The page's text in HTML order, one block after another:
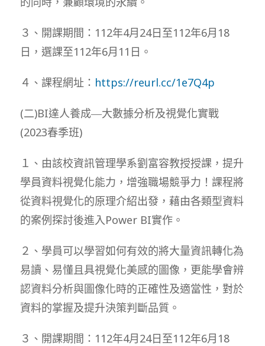
３、開課期間：112年4月24日至112年6月18
日，選課至112年6月11日。
４、課程網址： https://reurl.cc/1e7Q4p
(二)BI達人養成―大數據分析及視覺化實戰
(2023春季班)
１、由該校資訊管理學系劉富容教授授課，提升
學員資料視覺化能力，增強職場競爭力！課程將
從資料視覺化的原理介紹出發，藉由各類型資料
的案例探討後進入Power BI實作。
２、學員可以學習如何有效的將大量資訊轉化為
易讀、易懂且具視覺化美感的圖像，更能學會辨
認資料分析與圖像化時的正確性及適當性，對於
資料的掌握及提升決策判斷品質。
３、開課期間：112年4月24日至112年6月18